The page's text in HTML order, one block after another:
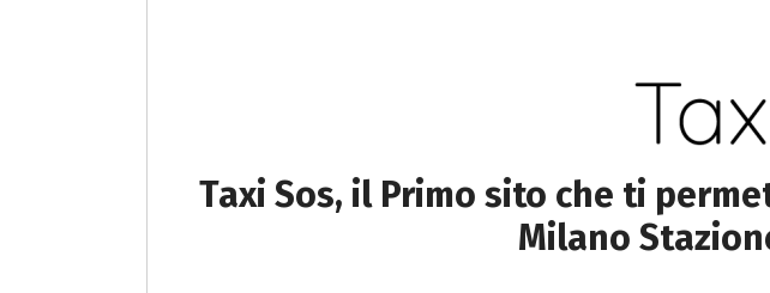
Taxi Sos, il Primo sito che ti
Milano